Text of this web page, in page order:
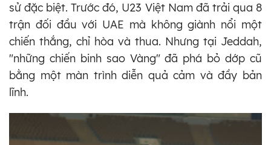
sử đặc biệt. Trước đó, U23 Việt Nam đã trải qua 8
trận đối đầu với UAE mà không giành nổi một
chiến thắng, chỉ hòa và thua. Nhưng tại Jeddah,
"những chiến binh sao Vàng" đã phá bỏ dớp cũ
bằng một màn trình diễn quả cảm và đầy bản
lĩnh.